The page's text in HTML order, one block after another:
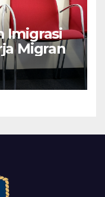
Imigrasi
Migran